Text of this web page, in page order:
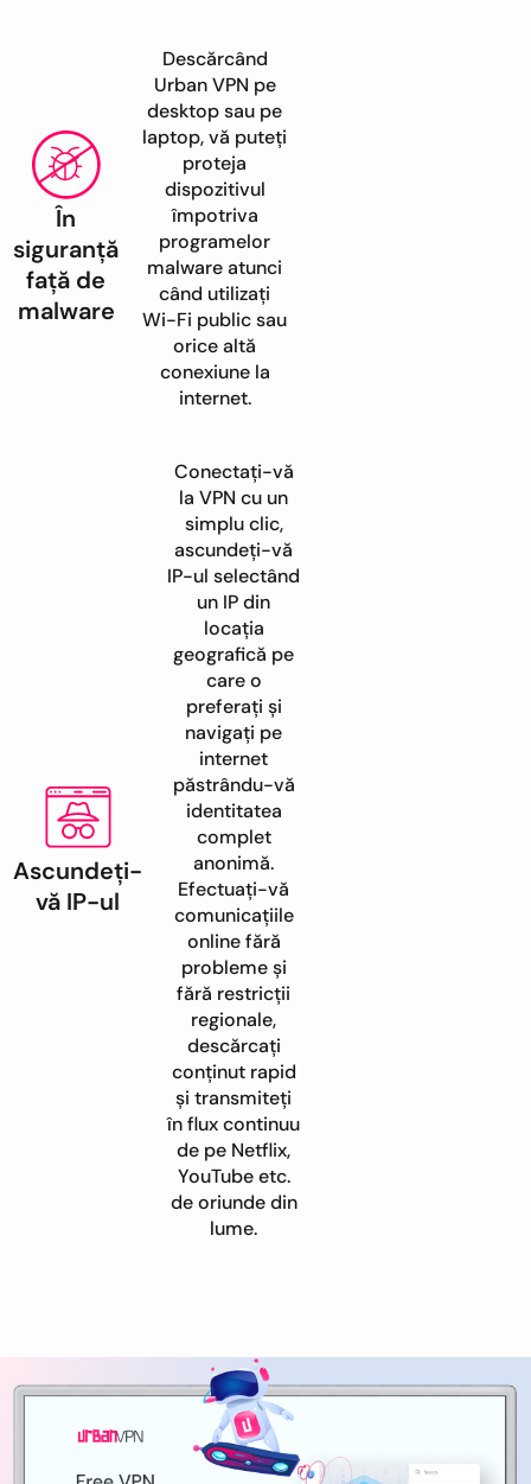
În
siguranță
față de
malware
Descărcând
Urban VPN pe
desktop sau pe
laptop, vă puteți
proteja
dispozitivul
împotriva
programelor
malware atunci
când utilizați
Wi-Fi public sau
orice altă
conexiune la
internet.
Ascundeți-
vă IP-ul
Conectați-vă
la VPN cu un
simplu clic,
ascundeți-vă
IP-ul selectând
un IP din
locația
geografică pe
care o
preferați și
navigați pe
internet
păstrându-vă
identitatea
complet
anonimă.
Efectuați-vă
comunicațiile
online fără
probleme și
fără restricții
regionale,
descărcați
conținut rapid
și transmiteți
în flux continuu
de pe Netflix,
YouTube etc.
de oriunde din
lume.